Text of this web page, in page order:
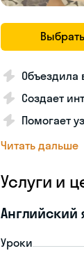
Объездила
Создает
Помогает
Читать дальше
Услуги и
Английский
Уроки